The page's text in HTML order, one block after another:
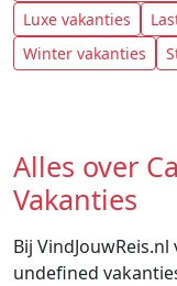
Luxe vakanties
Winter vakanties
Alles over
Vakanties
Bij
undefined